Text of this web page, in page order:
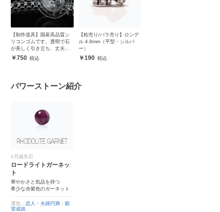
【制作道具】国産高品質シ
リコンゴムです。透明で石
が美しく引き立ち、丈夫で
安心750
【粒売り/バラ売り】ロンデ
ル 4.8mm（平型・シルバ
ー）
190
パワーストーン紹介
1月誕生石
ロードライトガーネッ
ト
華やかさと気品を持つ
希少な赤紫色のガーネット
運気：恋人・夫婦円満
願
望成就